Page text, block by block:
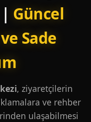
Güncel
Sade
, ziyaretçilerin
ve rehber
ulaşabilmesi